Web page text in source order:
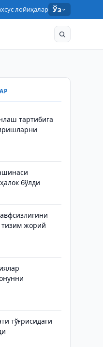
лойиҳалар Ўз
тартибига
бўлди
жорий
тўғрисидаги